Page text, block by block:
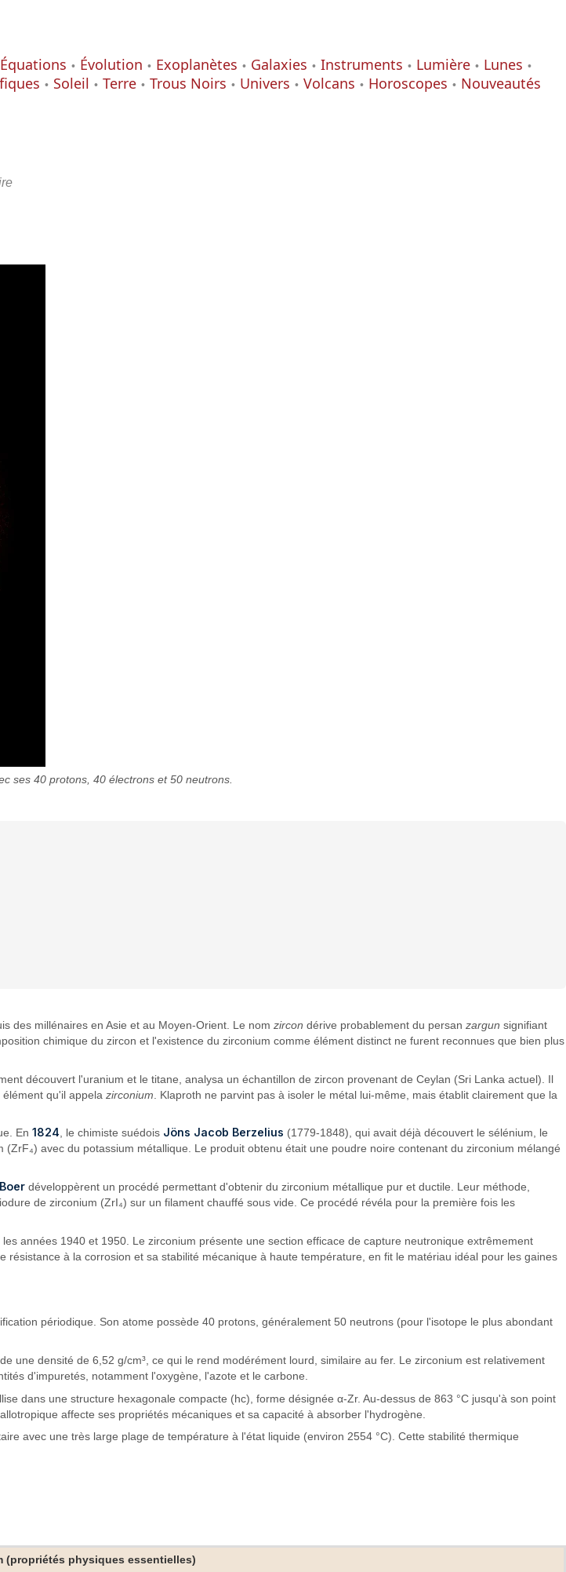
Équations Évolution Exoplanètes Galaxies Instruments Lumière
Lunes
Soleil Terre Trous Noirs Univers Volcans Horoscopes Nouveautés
ses 40 protons, 40 électrons et 50 neutrons.
des millénaires en Asie et au Moyen-Orient. Le nomzircon dérive probablement du persanzargun signifiant
chimique du zircon et l'existence du zirconium comme élément distinct ne furent reconnues que bien plus
découvert l'uranium et le titane, analysa un échantillon de zircon provenant de Ceylan (Sri Lanka actuel). Il
élément qu'il appelazirconium . Klaproth ne parvint pas à isoler le métal lui-même, mais établit clairement que la
En1824, le chimiste suédois Jöns Jacob Berzelius (1779-1848), qui avait déjà découvert le sélénium, le
avec du potassium métallique. Le produit obtenu était une poudre noire contenant du zirconium mélangé
développèrent un procédé permettant d'obtenir du zirconium métallique pur et ductile. Leur méthode,
de zirconium (ZrI₄) sur un filament chauffé sous vide. Ce procédé révéla pour la première fois les
années 1940 et 1950. Le zirconium présente une section efficace de capture neutronique extrêmement
à la corrosion et sa stabilité mécanique à haute température, en fit le matériau idéal pour les gaines
périodique. Son atome possède 40 protons, généralement 50 neutrons (pour l'isotope le plus abondant
une densité de 6,52 g/cm³, ce qui le rend modérément lourd, similaire au fer. Le zirconium est relativement
d'impuretés, notamment l'oxygène, l'azote et le carbone.
dans une structure hexagonale compacte (hc), forme désignée α-Zr. Au-dessus de 863 °C jusqu'à son point
affecte ses propriétés mécaniques et sa capacité à absorber l'hydrogène.
avec une très large plage de température à l'état liquide (environ 2554 °C). Cette stabilité thermique
(propriétés physiques essentielles)